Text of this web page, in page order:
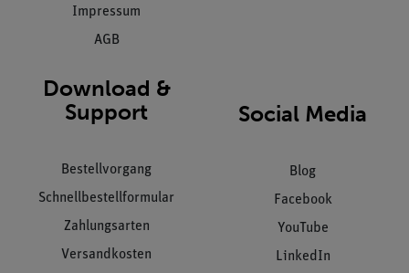
Impressum
AGB
Download &
Support
Bestellvorgang
Schnellbestellformular
Zahlungsarten
Versandkosten
Social Media
Blog
Facebook
YouTube
LinkedIn